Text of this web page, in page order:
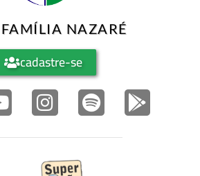
FAMÍLIA NAZARÉ
cadastre-se